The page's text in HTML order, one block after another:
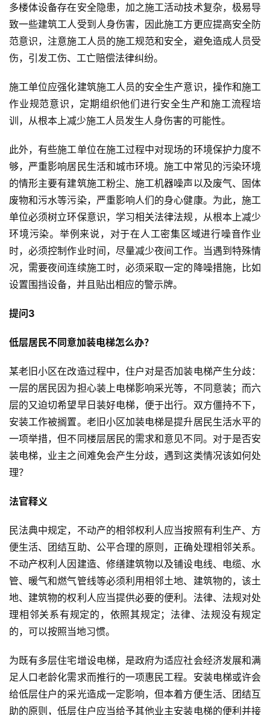
每
日
好
诗
多楼体设备存在安全隐患，加之施工活动技术复杂，极易导
致一些建筑工人受到人身伤害，因此施工方更应提高安全防
范意识，注意施工人员的施工规范和安全，避免造成人员受
伤，引发工伤、工亡赔偿法律纠纷。
施工单位应强化建筑施工人员的安全生产意识，操作和施工
作业规范意识，定期组织他们进行安全生产和施工流程培
训，从根本上减少施工人员发生人身伤害的可能性。
此外，有些施工单位在施工过程中对现场的环境保护力度不
够，严重影响居民生活和城市环境。施工中常见的污染环境
的情形主要有建筑施工粉尘、施工机器噪声以及废气、固体
废物和污水等污染，严重影响人们的身心健康。为此，施工
单位必须树立环保意识，学习相关法律法规，从根本上减少
环境污染。举例来说，对于在人工密集区域进行噪音作业
时，必须控制作业时间，尽量减少夜间工作。当遇到特殊情
况，需要夜间连续施工时，必须采取一定的降噪措施，比如
设置围挡设备，并且贴出相应的警示牌。
提问3
低层居民不同意加装电梯怎么办？
某老旧小区在改造过程中，住户对是否加装电梯产生分歧：
一层的居民因为担心装上电梯影响采光等，不同意装；而六
层的又迫切希望早日装好电梯，便于出行。双方僵持不下，
安装工作被搁置。老旧小区加装电梯是提升居民生活水平的
一项举措，但不同楼层居民的需求和意见不同。对于是否安
装电梯，业主之间难免会产生分歧，遇到这类情况该如何处
理？
法官释义
民法典中规定，不动产的相邻权利人应当按照有利生产、方
便生活、团结互助、公平合理的原则，正确处理相邻关系。
不动产权利人因建造、修缮建筑物以及铺设电线、电缆、水
管、暖气和燃气管线等必须利用相邻土地、建筑物的，该土
地、建筑物的权利人应当提供必要的便利。法律、法规对处
理相邻关系有规定的，依照其规定；法律、法规没有规定
的，可以按照当地习惯。
为既有多层住宅增设电梯，是政府为适应社会经济发展和满
足人口老龄化需求而推行的一项惠民工程。安装电梯或许会
给低层住户的采光造成一定影响，但本着方便生活、团结互
助的原则，低层住户应当给予其他业主安装电梯的便利并接